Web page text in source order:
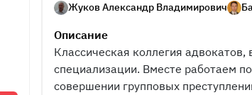
Жуков Александр Владимирович
Описание
Классическая коллегия
специализации. Вместе работаем
совершении групповых